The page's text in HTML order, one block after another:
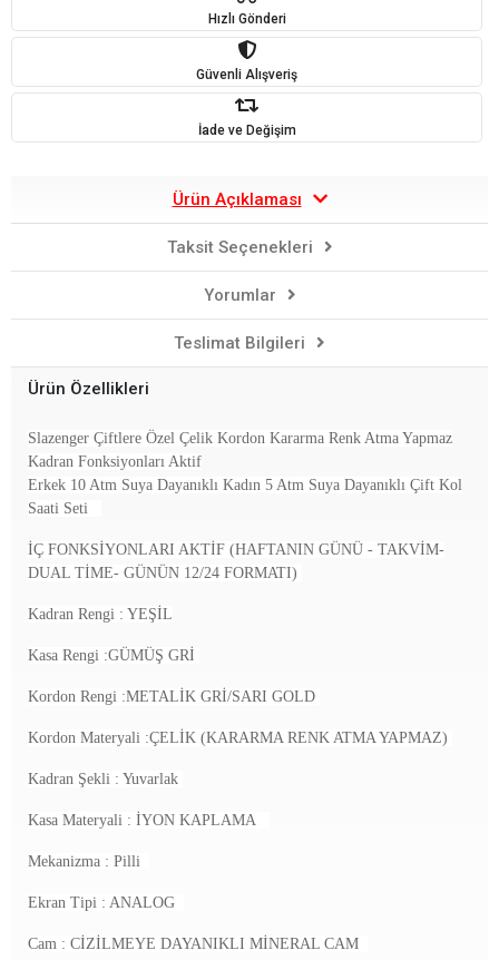
Hızlı Gönderi
Güvenli Alışveriş
İade ve Değişim
Ürün Açıklaması
Taksit Seçenekleri
Yorumlar
Teslimat Bilgileri
Ürün Özellikleri
Slazenger Çiftlere Özel Çelik Kordon Kararma Renk Atma Yapmaz
Kadran Fonksiyonları Aktif
Erkek 10 Atm Suya Dayanıklı Kadın 5 Atm Suya Dayanıklı Çift Kol
Saati Seti
İÇ FONKSİYONLARI AKTİF (HAFTANIN GÜNÜ - TAKVİM-
DUAL TİME- GÜNÜN 12/24 FORMATI)
Kadran Rengi : YEŞİL
Kasa Rengi :GÜMÜŞ GRİ
Kordon Rengi :METALİK GRİ/SARI GOLD
Kordon Materyali :ÇELİK (KARARMA RENK ATMA YAPMAZ)
Kadran Şekli : Yuvarlak
Kasa Materyali : İYON KAPLAMA
Mekanizma : Pilli
Ekran Tipi : ANALOG
Cam : CİZİLMEYE DAYANIKLI MİNERAL CAM